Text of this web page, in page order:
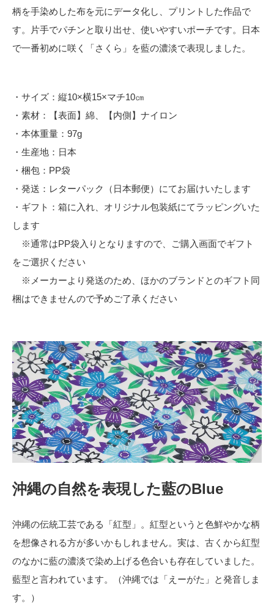
柄を手染めした布を元にデータ化し、プリントした作品で
す。片手でパチンと取り出せ、使いやすいポーチです。日本
で一番初めに咲く「さくら」を藍の濃淡で表現しました。
・サイズ：縦10×横15×マチ10㎝
・素材：【表面】綿、【内側】ナイロン
・本体重量：97g
・生産地：日本
・梱包：PP袋
・発送：レターパック（日本郵便）にてお届けいたします
・ギフト：箱に入れ、オリジナル包装紙にてラッピングいた
します
※通常はPP袋入りとなりますので、ご購入画面でギフト
をご選択ください
※メーカーより発送のため、ほかのブランドとのギフト同
梱はできませんので予めご了承ください
沖縄の自然を表現した藍のBlue
沖縄の伝統工芸である「紅型」。紅型というと色鮮やかな柄
を想像される方が多いかもしれません。実は、古くから紅型
のなかに藍の濃淡で染め上げる色合いも存在していました。
藍型と言われています。（沖縄では「えーがた」と発音しま
す。）